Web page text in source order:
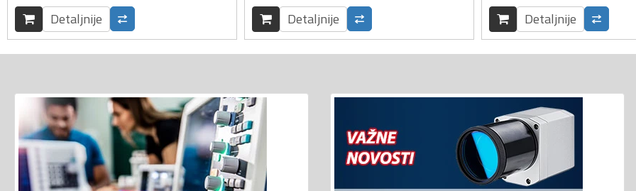
Detaljnije Detaljnije Detaljnije